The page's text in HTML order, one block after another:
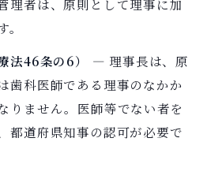
理者は、原則として理事に加
法46条の6）
― 理事長は、原
歯科医師である理事のなかか
りません。医師等でない者を
都道府県知事の認可が必要で